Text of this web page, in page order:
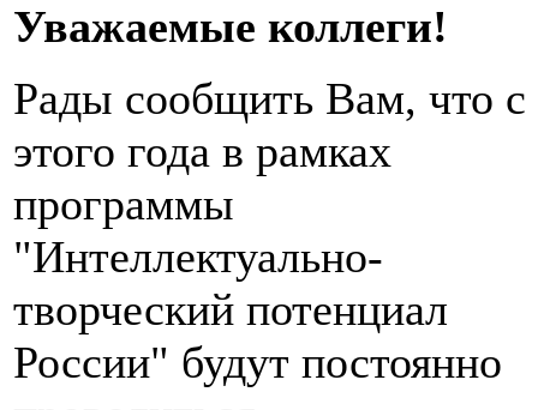
Уважаемые коллеги!
Рады сообщить Вам, что с
этого года в рамках
программы
"Интеллектуально-
творческий потенциал
России" будут постоянно